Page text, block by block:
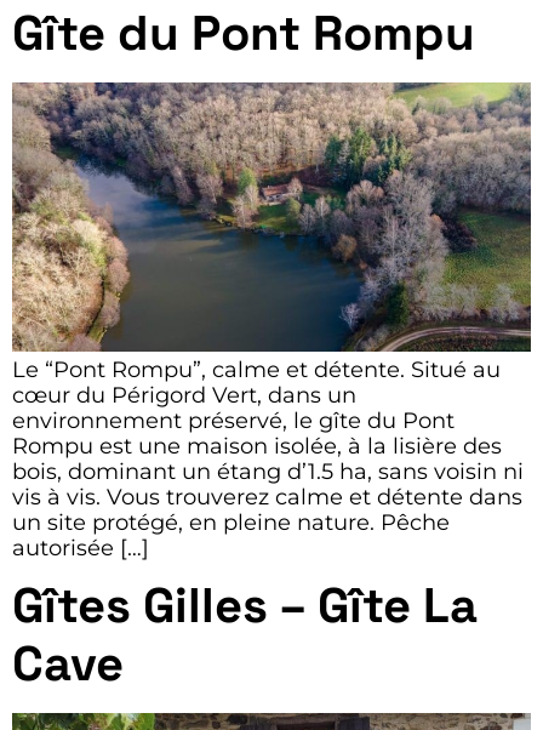
Gîte du Pont Rompu
Le “Pont Rompu”, calme et détente. Situé au
cœur du Périgord Vert, dans un
environnement préservé, le gîte du Pont
Rompu est une maison isolée, à la lisière des
bois, dominant un étang d’1.5 ha, sans voisin ni
vis à vis. Vous trouverez calme et détente dans
un site protégé, en pleine nature. Pêche
autorisée […]
Gîtes Gilles – Gîte La
Cave